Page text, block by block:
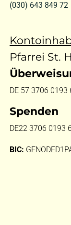
(030) 643 849 72
Pfarrei St.
DE 57 3706
Spenden
DE22 3706 0193
BIC: